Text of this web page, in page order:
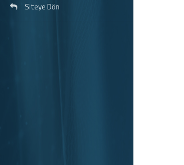
Siteye Dön